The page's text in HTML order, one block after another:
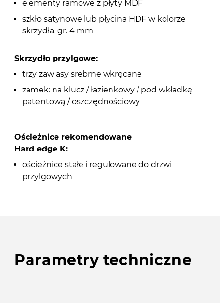
elementy ramowe z płyty MDF
szkło satynowe lub płycina HDF w kolorze
skrzydła, gr. 4 mm
Skrzydło przylgowe:
trzy zawiasy srebrne wkręcane
zamek: na klucz / łazienkowy / pod wkładkę
patentową / oszczędnościowy
Ościeżnice rekomendowane
Hard edge K:
ościeżnice stałe i regulowane do drzwi
przylgowych
Parametry techniczne